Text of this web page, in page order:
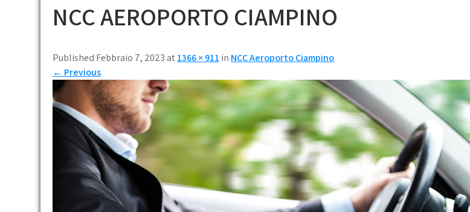
NCC AEROPORTO CIAMPINO
Published Febbraio 7, 2023 at1366 × 911 in NCC Aeroporto Ciampino
← Previous